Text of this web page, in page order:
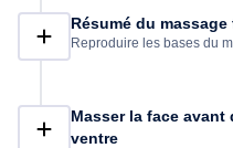
Résumé du
Reproduire les bases du
Masser la face
ventre